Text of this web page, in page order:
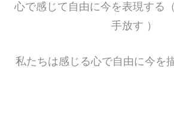
心で感じて自由に今を表現する
手放す ）
私たちは感じる心で自由に今を